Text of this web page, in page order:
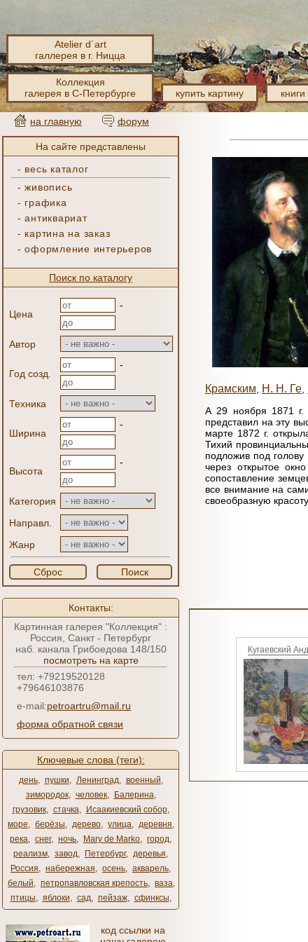
Atelier d´art
галлерея в г. Ницца
Коллекция
галерея в С-Петербурге
купить картину
на главную форум
На сайте представлены
- весь каталог
-живопись
- графика
-антиквариат
- картина на заказ
-оформление интерьеров
Поиск по каталогу
Цена
-
Автор
Год созд.
-
Техника
Ширина
-
Высота
-
Категория
Направл.
Жанр
Сброс Поиск
Контакты:
Картинная галерея "Коллекция" :
Россия, Санкт - Петербург
наб. канала Грибоедова 148/150
посмотреть на карте
тел: +79219520128
+79646103876
e-mail:petroartru@mail.ru
форма обратной связи
Ключевые слова (теги):
день, пушки, Ленинград, военный,
зимородок, человек, Балерина,
грузовик, стачка, Исаакиевский собор,
море, берёзы, дерево, улица, деревня,
река, снег, ночь, Mary de Marko, город,
реализм, завод, Петербург, деревья,
Россия, набережная, осень, акварель,
белый, петропавловская крепость, ваза,
птицы, яблоки, сад, пейзаж, сфинксы,
код ссылки на
Крамским
Н. Н. Ге
А 29 ноября 1871 г.
представил на эту
марте 1872 г.
Тихий
подложив под
через открытое
сопоставление
все внимание на
своеобразную красоту.
Кугаевский